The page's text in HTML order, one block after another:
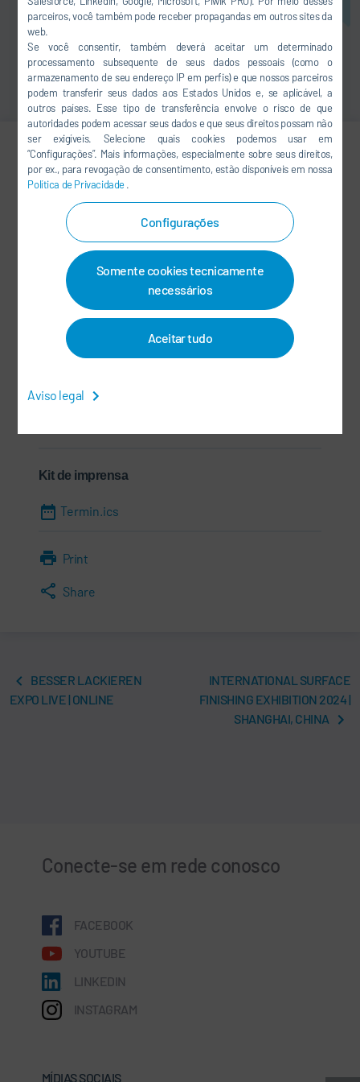
parceiros, você também pode receber propagandas em outros sites da
web.
Se você consentir, também deverá aceitar um determinado
processamento subsequente de seus dados pessoais (como o
armazenamento de seu endereço IP em perfis) e que nossos parceiros
podem transferir seus dados aos Estados Unidos e, se aplicável, a
outros países. Esse tipo de transferência envolve o risco de que
autoridades podem acessar seus dados e que seus direitos possam não
ser exigíveis. Selecione quais cookies podemos usar em
“Configurações”. Mais informações, especialmente sobre seus direitos,
por ex., para revogação de consentimento, estão disponíveis em nossa
Política de Privacidade .
Configurações
Somente cookies tecnicamente
necessários
Aceitar tudo
Aviso legal
Dr. Pavel Svejda
+49 7142 78-2290
Pavel.Svejda@durr.com
74321 Bietigheim-Bissingen
Alemanha
Kit de imprensa
Termin.ics
Print
Share
BESSER LACKIEREN
EXPO LIVE | ONLINE
INTERNATIONAL SURFACE
FINISHING EXHIBITION 2024 |
SHANGHAI, CHINA
Conecte-se em rede conosco
FACEBOOK
YOUTUBE
LINKEDIN
INSTAGRAM
MÍDIAS SOCIAIS